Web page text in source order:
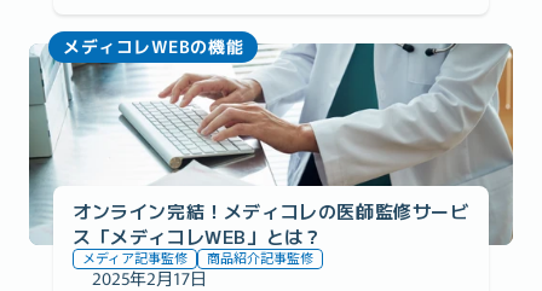
メディコレWEBの機能
オンライン完結！メディコレの医師監修サービ
ス「メディコレWEB」とは？
メディア記事監修 商品紹介記事監修
2025年2月17日